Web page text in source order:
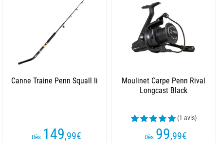
Canne Traine Penn Squall Ii
Dès 149,99€
Moulinet Carpe Penn Rival
Longcast Black
(1 avis)
Dès 99,99€